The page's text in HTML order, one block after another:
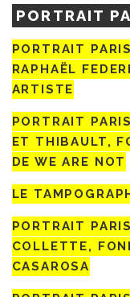
PORTRAIT
PORTRAIT
RAPHAËL
ARTISTE
PORTRAIT
ET THIBAULT,
DE WE ARE NOT
LE
PORTRAIT
COLLETTE,
CASAROSA